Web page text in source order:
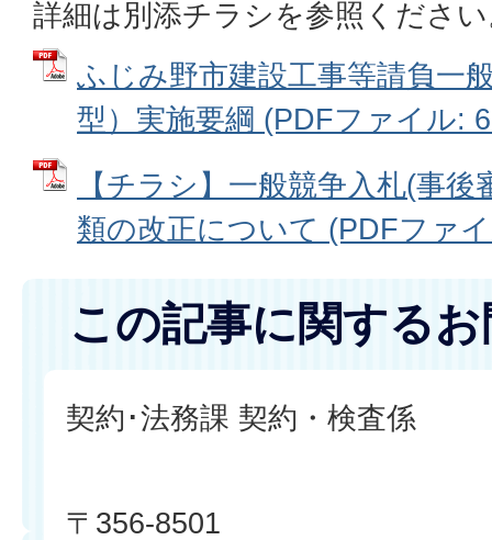
詳細は別添チラシを参照くださ
ふじみ野市建設工事等請負一
型）実施要綱 (PDFファイル:
【チラシ】一般競争入札(事
類の改正について (PDFファ
この記事に関する
契約･法務課 契約・検査係
〒356-8501